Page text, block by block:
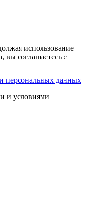
персональных данных
использование
вы соглашаетесь с
и условиями